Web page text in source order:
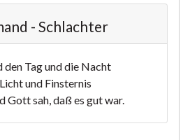
- Schlachter
den Tag und die Nacht
und Finsternis
Gott sah, daß es gut war.